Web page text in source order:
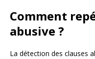
Comment
abusive ?
La détection des clauses